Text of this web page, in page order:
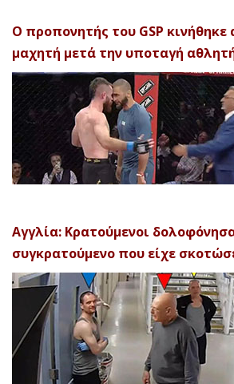
Ο προπονητής του GSP
μαχητή μετά την υποταγή
Αγγλία: Κρατούμενοι
συγκρατούμενο που είχε